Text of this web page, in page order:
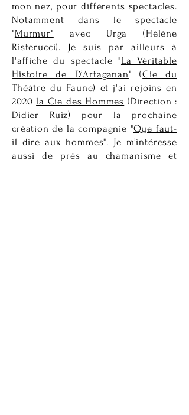
mon nez, pour différents spectacles.
Notamment dans le spectacle
"Murmur" avec Urga (Hélène
Risterucci). Je suis par ailleurs à
l'affiche du spectacle "La Véritable
Histoire de D’Artaganan" (Cie du
Théâtre du Faune) et j'ai rejoins en
2020 la Cie des Hommes (Direction :
Didier Ruiz) pour la prochaine
création de la compagnie "Que faut-
il dire aux hommes". Je m’intéresse
aussi de près au chamanisme et